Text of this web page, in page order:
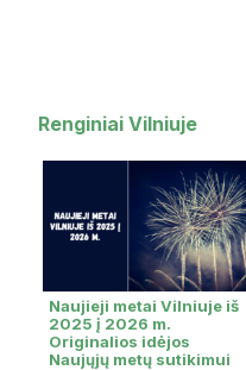
Renginiai Vilniuje
Naujieji metai Vilniuje iš
2025 į 2026 m.
Originalios idėjos
Naujųjų metų sutikimui